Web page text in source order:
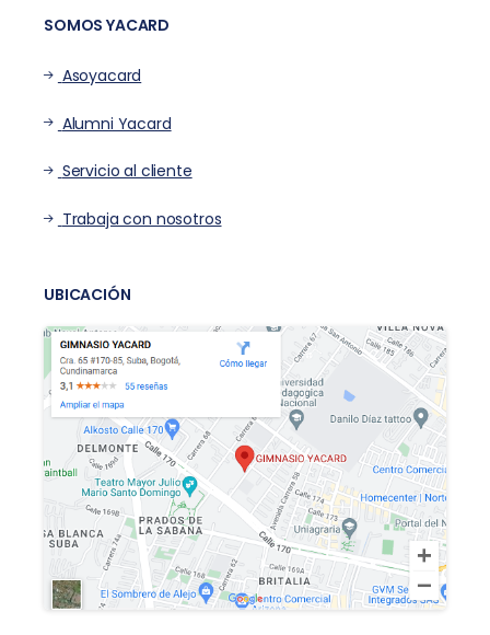
SOMOS YACARD
Asoyacard
Alumni Yacard
Servicio al cliente
Trabaja con nosotros
UBICACIÓN